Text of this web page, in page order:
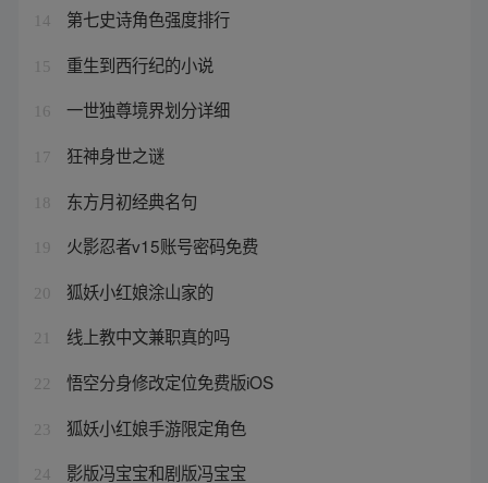
14 第七史诗角色强度排行
15 重生到西行纪的小说
16 一世独尊境界划分详细
17 狂神身世之谜
18 东方月初经典名句
19 火影忍者v15账号密码免费
20 狐妖小红娘涂山家的
21 线上教中文兼职真的吗
22 悟空分身修改定位免费版iOS
23 狐妖小红娘手游限定角色
24 影版冯宝宝和剧版冯宝宝